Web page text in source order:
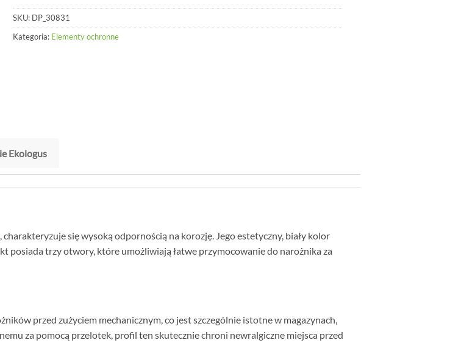
SKU: DP_30831
Kategoria: Elementy ochronne
Ekologus
się wysoką odpornością na korozję. Jego estetyczny, biały kolor
posiada trzy otwory, które umożliwiają łatwe przymocowanie do narożnika za
przed zużyciem mechanicznym, co jest szczególnie istotne w magazynach,
za pomocą przelotek, profil ten skutecznie chroni newralgiczne miejsca przed